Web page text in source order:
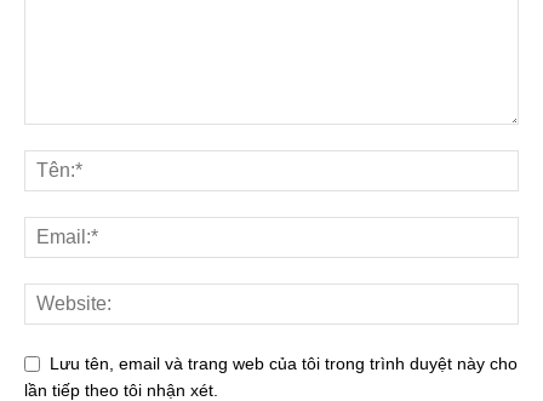
Lưu tên, email và trang web của tôi trong trình duyệt này cho
lần tiếp theo tôi nhận xét.